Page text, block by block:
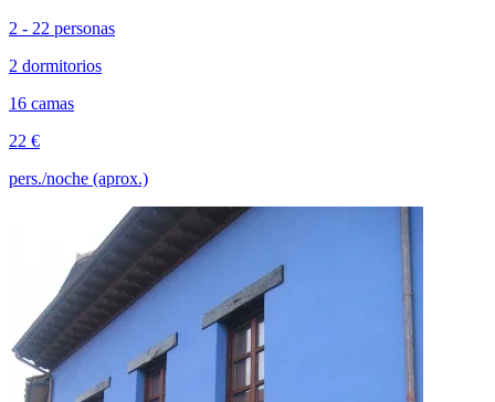
2 - 22 personas
2 dormitorios
16 camas
22 €
pers./noche (aprox.)